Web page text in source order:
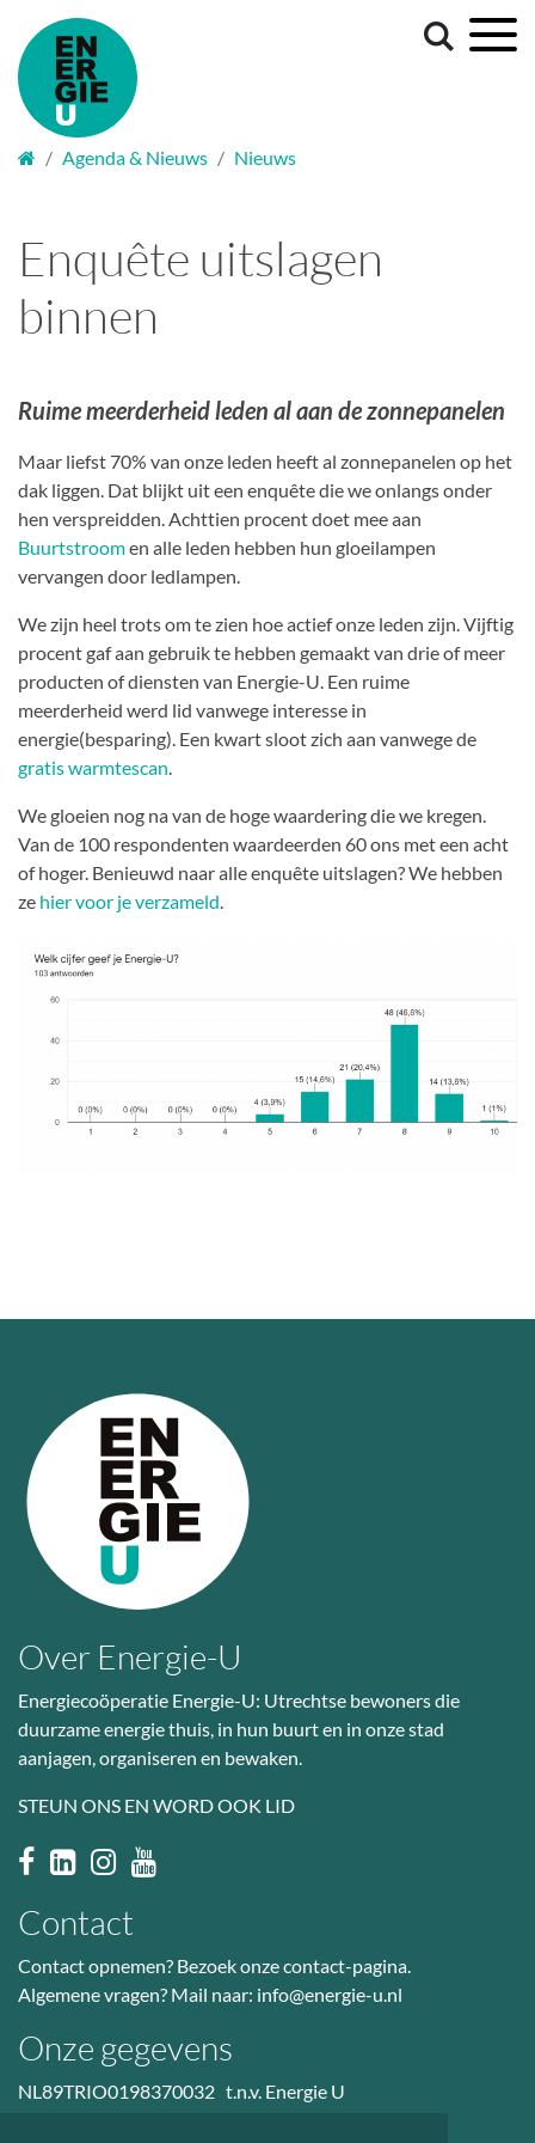
Welkom
Agenda & Nieuws Nieuws
Enquête uitslagen
binnen
Ruime meerderheid leden al aan de zonnepanelen
Maar liefst 70% van onze leden heeft al zonnepanelen op het
dak liggen. Dat blijkt uit een enquête die we onlangs onder
hen verspreidden. Achttien procent doet mee aan
Buurtstroomen alle leden hebben hun gloeilampen
vervangen door ledlampen.
We zijn heel trots om te zien hoe actief onze leden zijn. Vijftig
procent gaf aan gebruik te hebben gemaakt van drie of meer
producten of diensten van Energie-U. Een ruime
meerderheid werd lid vanwege interesse in
energie(besparing). Een kwart sloot zich aan vanwege de
gratis warmtescan.
We gloeien nog na van de hoge waardering die we kregen.
Van de 100 respondenten waardeerden 60 ons met een acht
of hoger. Benieuwd naar alle enquête uitslagen? We hebben
ze hier voor je verzameld.
Over Energie-U
Energiecoöperatie Energie-U: Utrechtse bewoners die
duurzame energie thuis, in hun buurt en in onze stad
aanjagen, organiseren en bewaken.
STEUN ONS EN WORD OOK LID
Contact
Contact opnemen? Bezoekonze contact-pagina
Algemene vragen? Mail naar: info@energie-u.nl
Onze gegevens
NL89TRIO0198370032 t.n.v. Energie U